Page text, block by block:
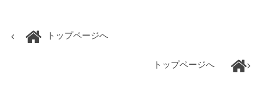
トップページへ
トップページへ